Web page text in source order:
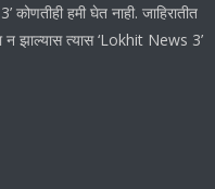
कोणतीही हमी घेत नाही. जाहिरातीत
न झाल्यास त्यास ‘Lokhit News 3’